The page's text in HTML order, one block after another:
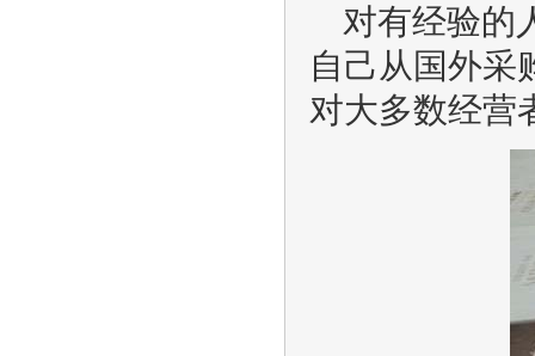
对有经验的
自己从国外采
对大多数经营